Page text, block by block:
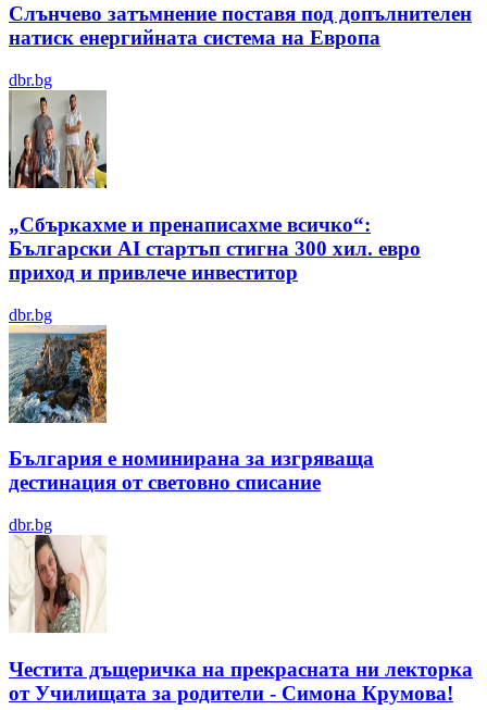
Слънчево затъмнение поставя под допълнителен
натиск енергийната система на Европа
dbr.bg
„Сбъркахме и пренаписахме всичко“:
Български AI стартъп стигна 300 хил. евро
приход и привлече инвеститор
dbr.bg
България е номинирана за изгряваща
дестинация от световно списание
dbr.bg
Честита дъщеричка на прекрасната ни лекторка
от Училищата за родители - Симона Крумова!